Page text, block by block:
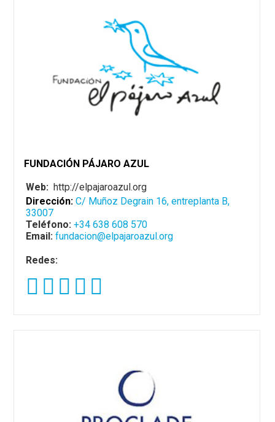
FUNDACIÓN PÁJARO AZUL
Web: http://elpajaroazul.org
Dirección:C/ Muñoz Degrain 16, entreplanta B,
33007
Teléfono:+34 638 608 570
Email:fundacion@elpajaroazul.org
Redes: